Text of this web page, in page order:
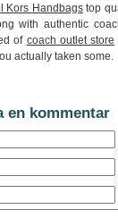
Kors Handbagstop
with authentic
of coach outlet store
actually taken some.
en kommentar